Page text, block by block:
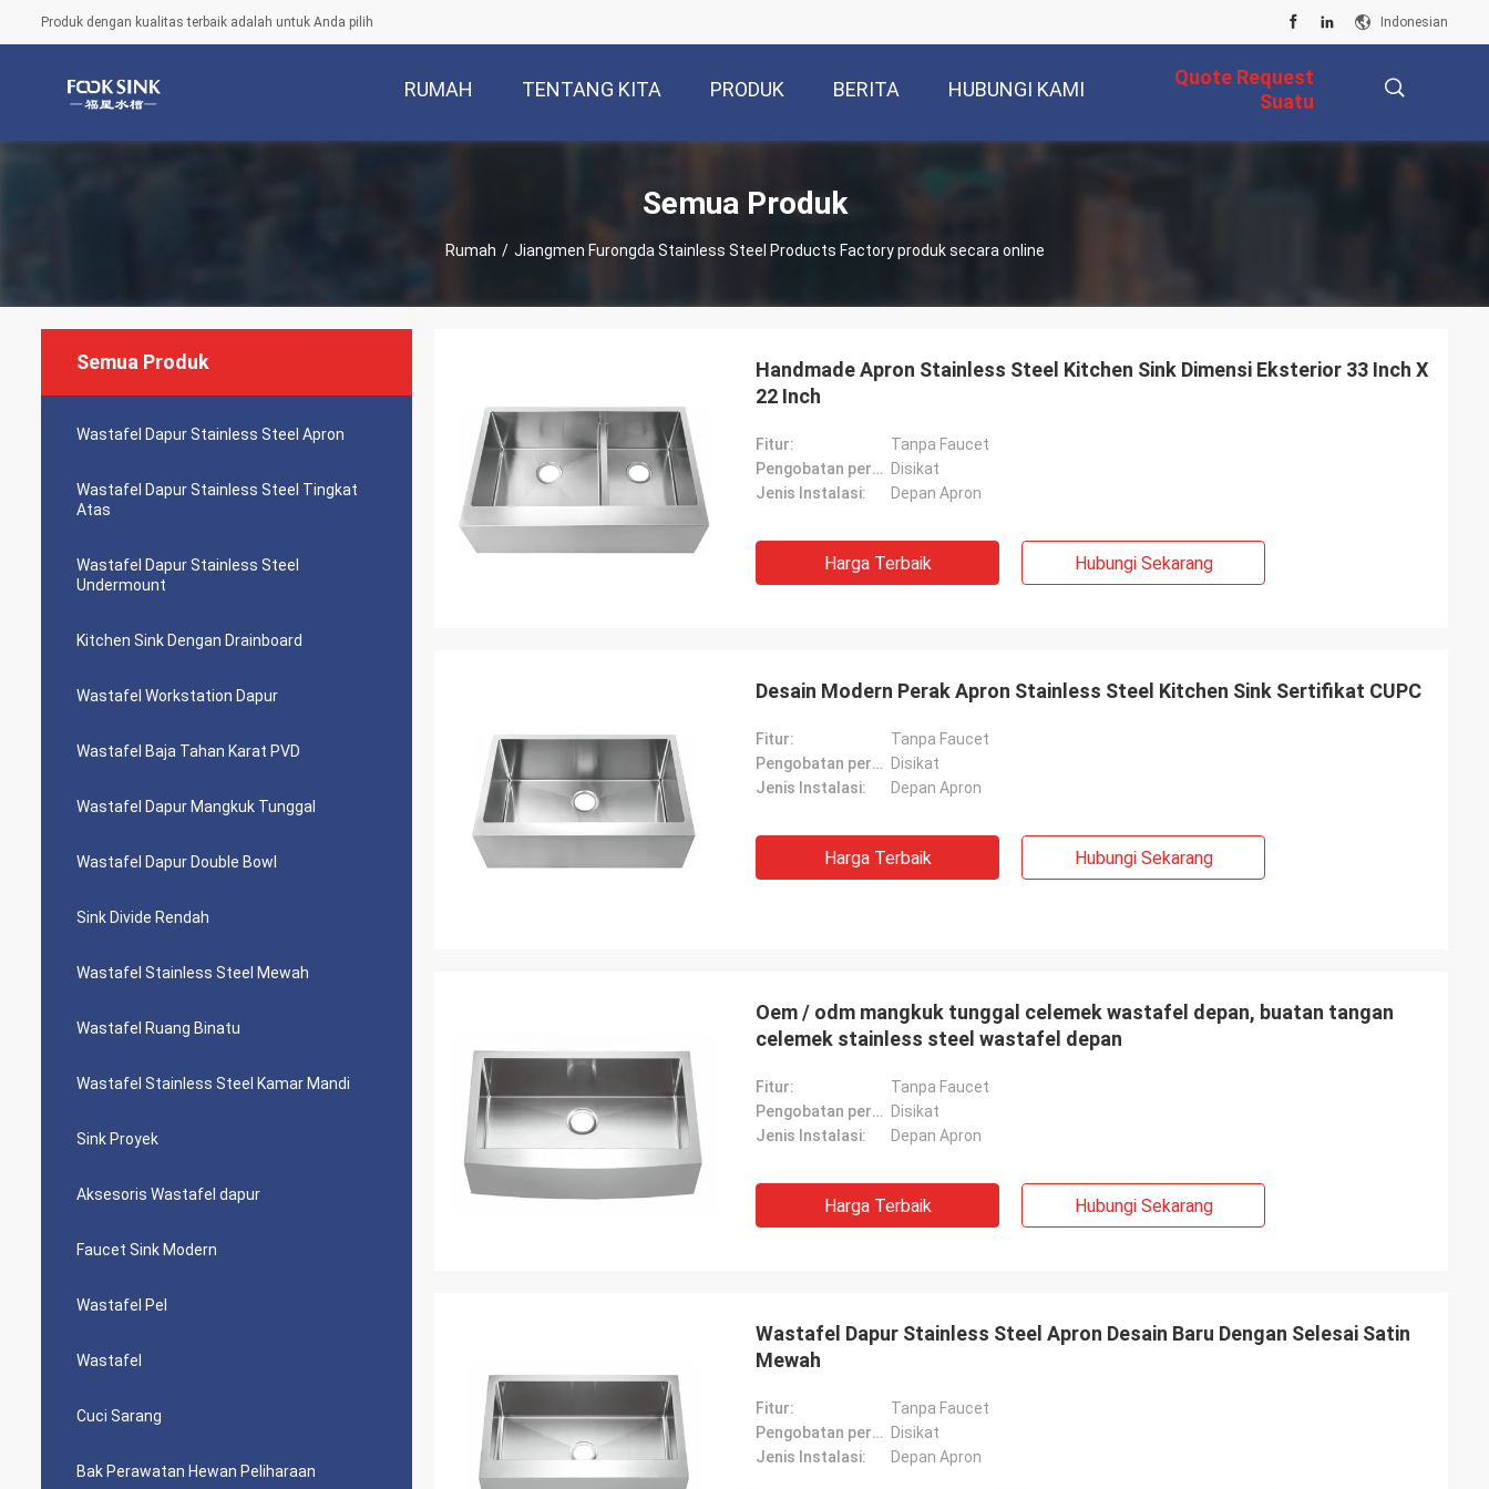
Produk dengan kualitas terbaik adalah untuk Anda pilih Indonesian
RUMAH TENTANG KITA PRODUK BERITA HUBUNGI KAMI
Quote Request
Suatu
Semua Produk
Rumah / Jiangmen Furongda Stainless Steel Products Factory produk secara online
Semua Produk
Wastafel Dapur Stainless Steel Apron
Wastafel Dapur Stainless Steel Tingkat
Atas
Wastafel Dapur Stainless Steel
Undermount
Kitchen Sink Dengan Drainboard
Wastafel Workstation Dapur
Wastafel Baja Tahan Karat PVD
Wastafel Dapur Mangkuk Tunggal
Wastafel Dapur Double Bowl
Sink Divide Rendah
Wastafel Stainless Steel Mewah
Wastafel Ruang Binatu
Wastafel Stainless Steel Kamar Mandi
Sink Proyek
Aksesoris Wastafel dapur
Faucet Sink Modern
Wastafel Pel
Wastafel
Cuci Sarang
Bak Perawatan Hewan Peliharaan
Handmade Apron Stainless Steel Kitchen Sink Dimensi Eksterior 33 Inch X
22 Inch
Fitur:
Tanpa Faucet
Pengobatan permukaan:
Disikat
Jenis Instalasi:
Depan Apron
Harga Terbaik Hubungi Sekarang
Desain Modern Perak Apron Stainless Steel Kitchen Sink Sertifikat CUPC
Fitur:
Tanpa Faucet
Pengobatan permukaan:
Disikat
Jenis Instalasi:
Depan Apron
Harga Terbaik Hubungi Sekarang
Oem / odm mangkuk tunggal celemek wastafel depan, buatan tangan
celemek stainless steel wastafel depan
Fitur:
Tanpa Faucet
Pengobatan permukaan:
Disikat
Jenis Instalasi:
Depan Apron
Harga Terbaik Hubungi Sekarang
Wastafel Dapur Stainless Steel Apron Desain Baru Dengan Selesai Satin
Mewah
Fitur:
Tanpa Faucet
Pengobatan permukaan:
Disikat
Jenis Instalasi:
Depan Apron